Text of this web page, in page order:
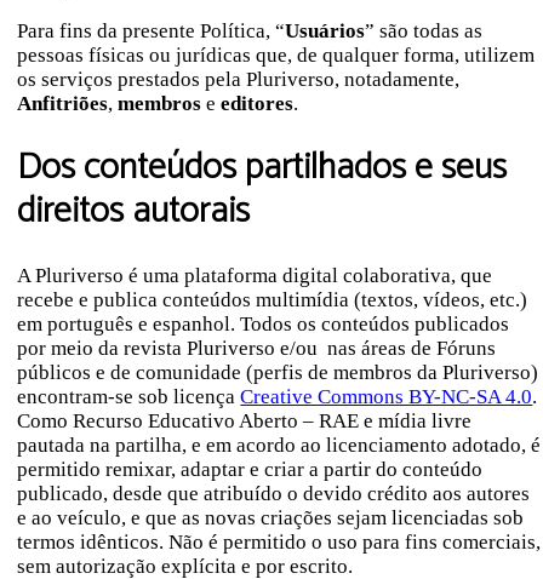
Para fins da presente Política, “Usuários” são todas as
pessoas físicas ou jurídicas que, de qualquer forma, utilizem
os serviços prestados pela Pluriverso, notadamente,
Anfitriões,membroseeditores.
Dos conteúdos partilhados e seus
direitos autorais
A Pluriverso é uma plataforma digital colaborativa, que
recebe e publica conteúdos multimídia (textos, vídeos, etc.)
em português e espanhol. Todos os conteúdos publicados
por meio da revista Pluriverso e/ou nas áreas de Fóruns
públicos e de comunidade (perfis de membros da Pluriverso)
encontram-se sob licençaCreative Commons BY-NC-SA 4.0.
Como Recurso Educativo Aberto – RAE e mídia livre
pautada na partilha, e em acordo ao licenciamento adotado, é
permitido remixar, adaptar e criar a partir do conteúdo
publicado, desde que atribuído o devido crédito aos autores
e ao veículo, e que as novas criações sejam licenciadas sob
termos idênticos. Não é permitido o uso para fins comerciais,
sem autorização explícita e por escrito.